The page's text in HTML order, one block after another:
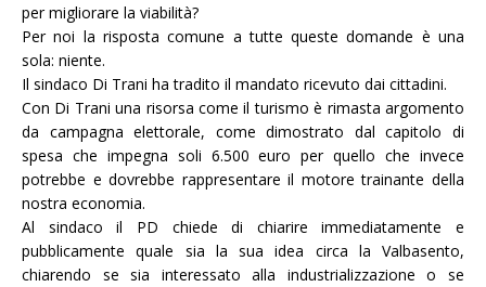
per migliorare la viabilità?
Per noi la risposta comune a tutte queste domande è una
sola: niente.
Il sindaco Di Trani ha tradito il mandato ricevuto dai cittadini.
Con Di Trani una risorsa come il turismo è rimasta argomento
da campagna elettorale, come dimostrato dal capitolo di
spesa che impegna soli 6.500 euro per quello che invece
potrebbe e dovrebbe rappresentare il motore trainante della
nostra economia.
Al sindaco il PD chiede di chiarire immediatamente e
pubblicamente quale sia la sua idea circa la Valbasento,
chiarendo se sia interessato alla industrializzazione o se